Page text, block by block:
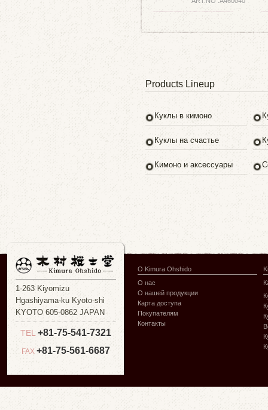
Products Lineup
Куклы в кимоно
Куклы на счастье
Кимоно и аксессуары
1-263 Kiyomizu
Hgashiyama-ku Kyoto-shi
KYOTO 605-0862 JAPAN
TEL +81-75-541-7321
FAX +81-75-561-6687
О Kimura Ohshido
О нас
О нашей продукции
Карта доступа
Покупателям
Контакты